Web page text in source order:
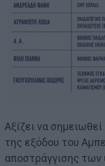
Αξίζει να
της εξόδου του
αποστράγγισης